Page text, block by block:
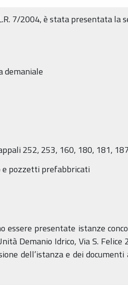
7/2004, è stata presentata la
demaniale
252, 253, 160, 180, 181,
e pozzetti prefabbricati
presentate istanze
Demanio Idrico, Via S. Felice
dell’istanza e dei